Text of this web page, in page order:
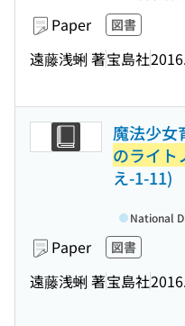
Paper 図書
遠藤浅蜊 著宝島社
魔法少女
のライト
え-1-11)
Paper 図書
遠藤浅蜊 著宝島社
National